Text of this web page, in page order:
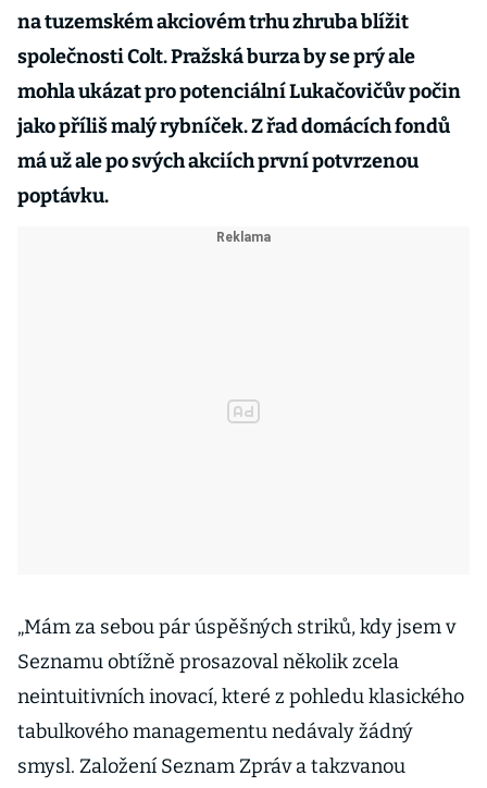
na tuzemském akciovém trhu zhruba blížit
společnosti Colt. Pražská burza by se prý ale
mohla ukázat pro potenciální Lukačovičův počin
jako příliš malý rybníček. Z řad domácích fondů
má už ale po svých akciích první potvrzenou
poptávku.
„Mám za sebou pár úspěšných striků, kdy jsem v
Seznamu obtížně prosazoval několik zcela
neintuitivních inovací, které z pohledu klasického
tabulkového managementu nedávaly žádný
smysl. Založení Seznam Zpráv a takzvanou